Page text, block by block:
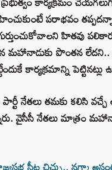
పరాభవం
హితవు
మహానాడుకు పొంతన
కార్యక్రమాన్ని
నేతలు తమకు కలిసి వచ్చే
వైసీసీ నేతలు మాత్రం